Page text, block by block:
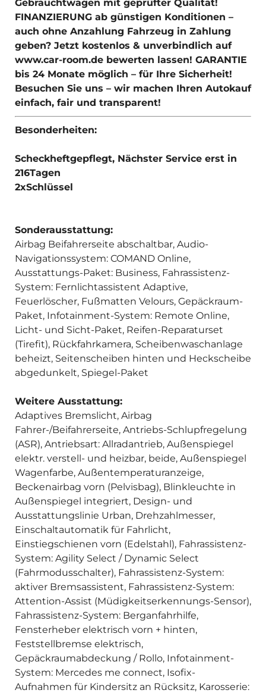
Gebrauchtwagen mit geprüfter Qualität!
FINANZIERUNG ab günstigen Konditionen –
auch ohne Anzahlung Fahrzeug in Zahlung
geben? Jetzt kostenlos & unverbindlich auf
www.car-room.de bewerten lassen! GARANTIE
bis 24 Monate möglich – für Ihre Sicherheit!
Besuchen Sie uns – wir machen Ihren Autokauf
einfach, fair und transparent!
Besonderheiten:
Scheckheftgepflegt, Nächster Service erst in
216Tagen
2xSchlüssel
Sonderausstattung:
Airbag Beifahrerseite abschaltbar, Audio-
Navigationssystem: COMAND Online,
Ausstattungs-Paket: Business, Fahrassistenz-
System: Fernlichtassistent Adaptive,
Feuerlöscher, Fußmatten Velours, Gepäckraum-
Paket, Infotainment-System: Remote Online,
Licht- und Sicht-Paket, Reifen-Reparaturset
(Tirefit), Rückfahrkamera, Scheibenwaschanlage
beheizt, Seitenscheiben hinten und Heckscheibe
abgedunkelt, Spiegel-Paket
Weitere Ausstattung:
Adaptives Bremslicht, Airbag
Fahrer-/Beifahrerseite, Antriebs-Schlupfregelung
(ASR), Antriebsart: Allradantrieb, Außenspiegel
elektr. verstell- und heizbar, beide, Außenspiegel
Wagenfarbe, Außentemperaturanzeige,
Beckenairbag vorn (Pelvisbag), Blinkleuchte in
Außenspiegel integriert, Design- und
Ausstattungslinie Urban, Drehzahlmesser,
Einschaltautomatik für Fahrlicht,
Einstiegschienen vorn (Edelstahl), Fahrassistenz-
System: Agility Select / Dynamic Select
(Fahrmodusschalter), Fahrassistenz-System:
aktiver Bremsassistent, Fahrassistenz-System:
Attention-Assist (Müdigkeitserkennungs-Sensor),
Fahrassistenz-System: Berganfahrhilfe,
Fensterheber elektrisch vorn + hinten,
Feststellbremse elektrisch,
Gepäckraumabdeckung / Rollo, Infotainment-
System: Mercedes me connect, Isofix-
Aufnahmen für Kindersitz an Rücksitz, Karosserie: